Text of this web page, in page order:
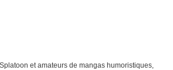
et amateurs de mangas humoristiques,